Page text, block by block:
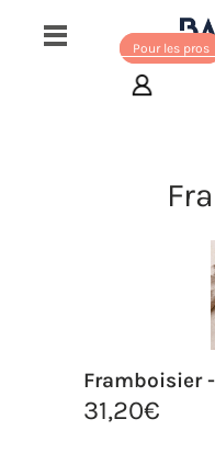
Pour les pros
Framboisier
31,20€